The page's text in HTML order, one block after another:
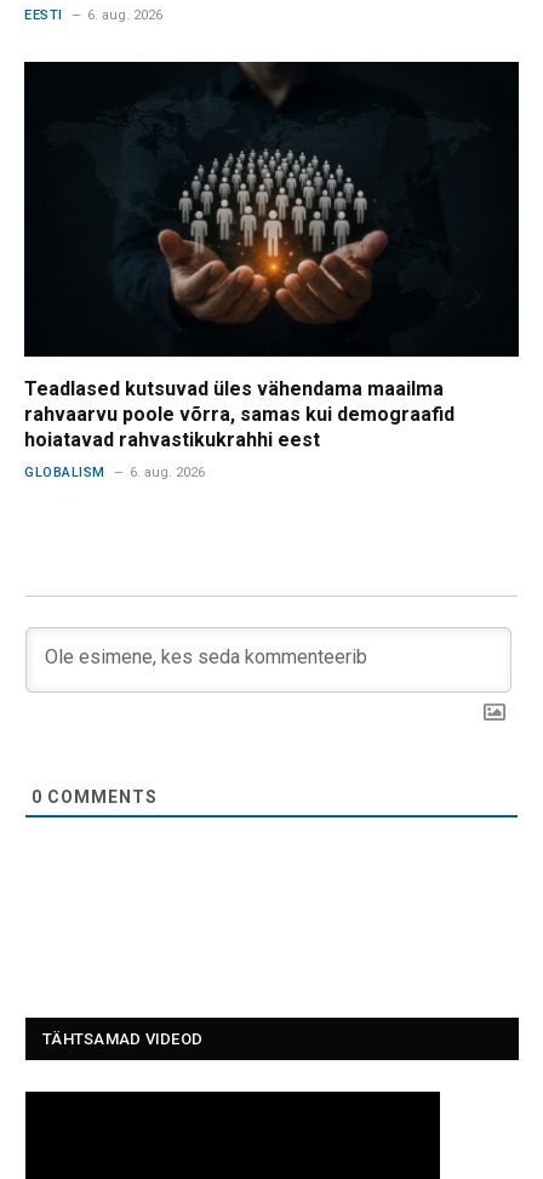
EESTI 6. aug. 2026
Teadlased kutsuvad üles vähendama maailma
rahvaarvu poole võrra, samas kui demograafid
hoiatavad rahvastikukrahhi eest
GLOBALISM 6. aug. 2026
0 COMMENTS
TÄHTSAMAD VIDEOD